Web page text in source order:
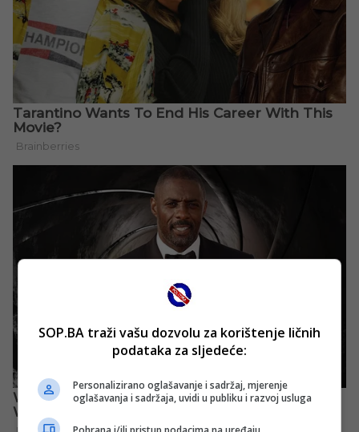
SOP.BA traži vašu dozvolu za korištenje ličnih
podataka za sljedeće:
Personalizirano oglašavanje i sadržaj, mjerenje
oglašavanja i sadržaja, uvidi u publiku i razvoj usluga